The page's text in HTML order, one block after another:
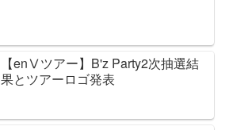
【enⅤツアー】B'z Party2次抽選結
果とツアーロゴ発表